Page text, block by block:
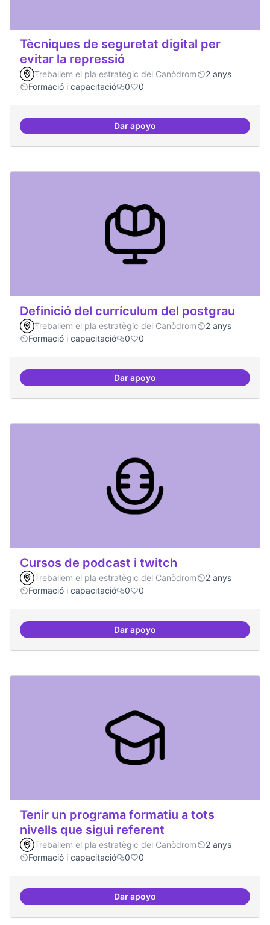
Tècniques de seguretat digital per
evitar la repressió
Treballem el pla estratègic del Canòdrom
2 anys
Formació i capacitació
0 0
Dar apoyoTècniques de seguretat digital
Definició del currículum del postgrau
Treballem el pla estratègic del Canòdrom
2 anys
Formació i capacitació
0 0
Dar apoyoDefinició del currículum del
Cursos de podcast i twitch
Treballem el pla estratègic del Canòdrom
2 anys
Formació i capacitació
0 0
Dar apoyoCursos de podcast i twitch
Tenir un programa formatiu a tots
nivells que sigui referent
Treballem el pla estratègic del Canòdrom
2 anys
Formació i capacitació
0 0
Dar apoyoTenir un programa formatiu a